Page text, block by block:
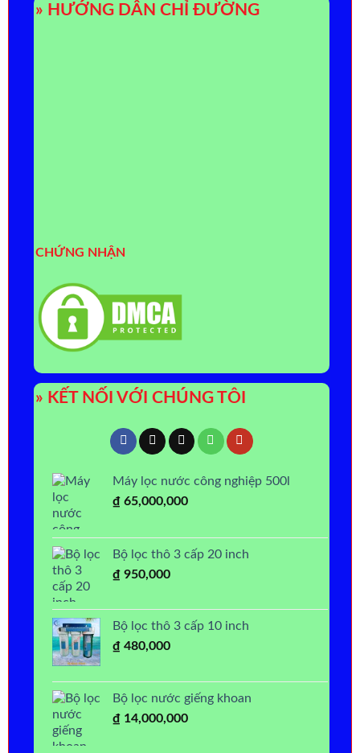
» HƯỚNG DẪN CHỈ ĐƯỜNG
CHỨNG NHẬN
» KẾT NỐI VỚI CHÚNG TÔI
Máy lọc nước công nghiệp 500l
₫65,000,000
Bộ lọc thô 3 cấp 20 inch
₫950,000
Bộ lọc thô 3 cấp 10 inch
₫480,000
Bộ lọc nước giếng khoan
₫14,000,000